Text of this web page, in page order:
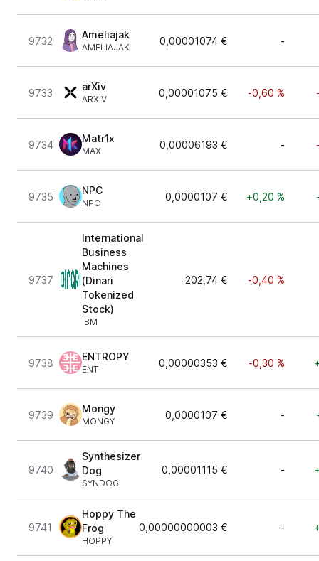
9732
Ameliajak
AMELIAJAK
0,00001074 € -
9733
arXiv
ARXIV
0,00001075 € -0,60 %
9734
Matr1x
MAX
0,00006193 € -
9735
NPC
NPC
0,0000107 € +0,20 %
9737
International
Business
Machines
(Dinari
Tokenized
Stock)
IBM
202,74 € -0,40 %
9738
ENTROPY
ENT
0,00000353 € -0,30 %
9739
Mongy
MONGY
0,0000107 € -
9740
Synthesizer
Dog
SYNDOG
0,00001115 € -
9741
Hoppy The
Frog
HOPPY
0,00000000003 € -